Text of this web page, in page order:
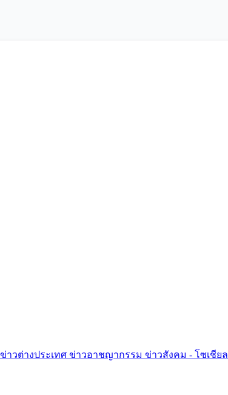
ข่าวต่างประเทศ ข่าวอาชญากรรม ข่าวสังคม - โซเชียล